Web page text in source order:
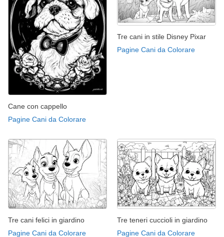
Cane con cappello
Pagine Cani da Colorare
Tre cani in stile Disney Pixar
Pagine Cani da Colorare
Tre cani felici in giardino
Pagine Cani da Colorare
Tre teneri cuccioli in giardino
Pagine Cani da Colorare